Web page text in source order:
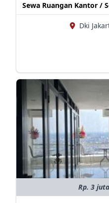
Sewa Ruangan Kantor /
Dki
Rp. 3